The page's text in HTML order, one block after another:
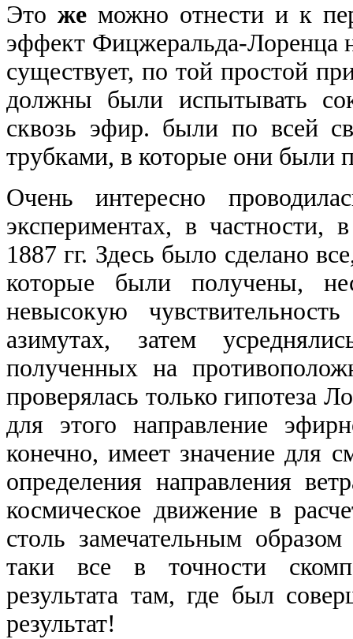
Это же можно отнести и к
эффект Фицжеральда-Лоренца
существует, по той простой
должны были испытывать
сквозь эфир. были по всей
трубками, в которые они были
Очень интересно
экспериментах, в частности,
1887 гг. Здесь было сделано
которые были получены,
невысокую
азимутах, затем
полученных на
проверялась только гипотеза
для этого направление
конечно, имеет значение для
определения направления
космическое движение в
столь замечательным
таки все в точности
результата там, где был
результат!